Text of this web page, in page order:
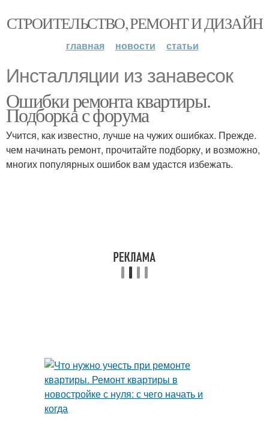
СТРОИТЕЛЬСТВО, РЕМОНТ И ДИЗАЙН
главная новости статьи
Инсталляции из занавесок
Ошибки ремонта квартиры.
Подборка с форума
Учится, как известно, лучше на чужих ошибках. Прежде.
чем начинать ремонт, прочитайте подборку, и возможно,
многих популярных ошибок вам удастся избежать.